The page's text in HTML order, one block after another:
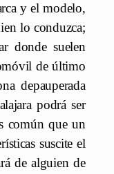
y el modelo,
lo conduzca;
donde suelen
de último
depauperada
podrá ser
común que un
suscite el
de alguien de